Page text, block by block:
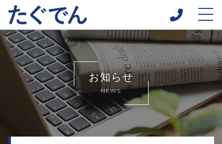
ホーム
当社について
施工メニュー
施工実績
施工の流れ
よくある質問
お知らせ
NEWS